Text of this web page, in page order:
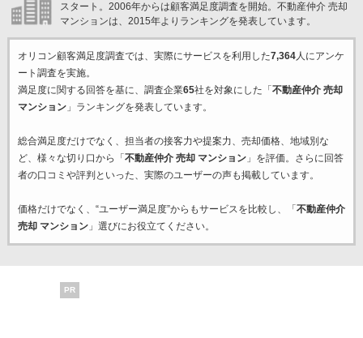
スタート。2006年からは顧客満足度調査を開始。不動産仲介 売却
マンションは、2015年よりランキングを発表しています。
オリコン顧客満足度調査では、実際にサービスを利用した7,364人にアンケ
ート調査を実施。
満足度に関する回答を基に、調査企業65社を対象にした「 不動産仲介 売却
マンション」ランキングを発表しています。
総合満足度だけでなく、担当者の接客力や提案力、売却価格、地域別な
ど、様々な切り口から「 不動産仲介 売却 マンション」を評価。さらに回答
者の口コミや評判といった、実際のユーザーの声も掲載しています。
価格だけでなく、“ユーザー満足度”からもサービスを比較し、「 不動産仲介
売却 マンション」選びにお役立てください。
PR